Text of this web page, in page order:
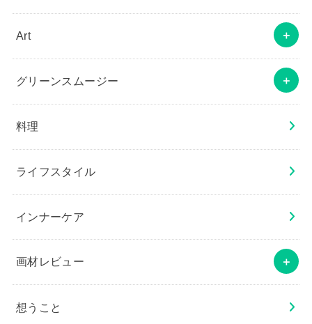
Art
グリーンスムージー
料理
ライフスタイル
インナーケア
画材レビュー
想うこと